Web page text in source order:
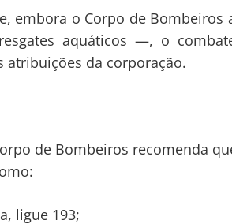
embora o Corpo de
aquáticos —, o
atribuições da corporação.
de Bombeiros recomenda
ligue 193;